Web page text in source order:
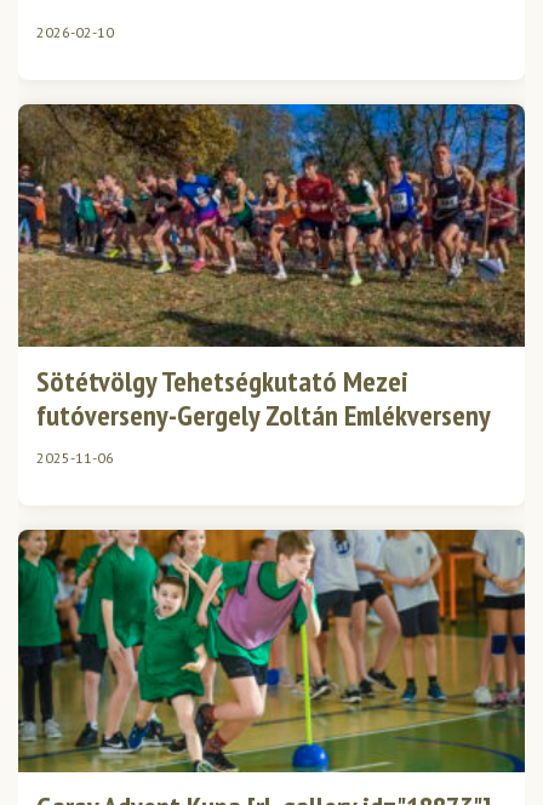
2026-02-10
Sötétvölgy Tehetségkutató Mezei
futóverseny-Gergely Zoltán Emlékverseny
2025-11-06